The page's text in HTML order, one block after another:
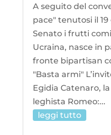
A seguito del
pace" tenutosi il
Senato i frutti
Ucraina, nasce in
fronte bipartisan
"Basta armi"
Egidia Catenaro,
leghista Romeo:...
leggi tutto